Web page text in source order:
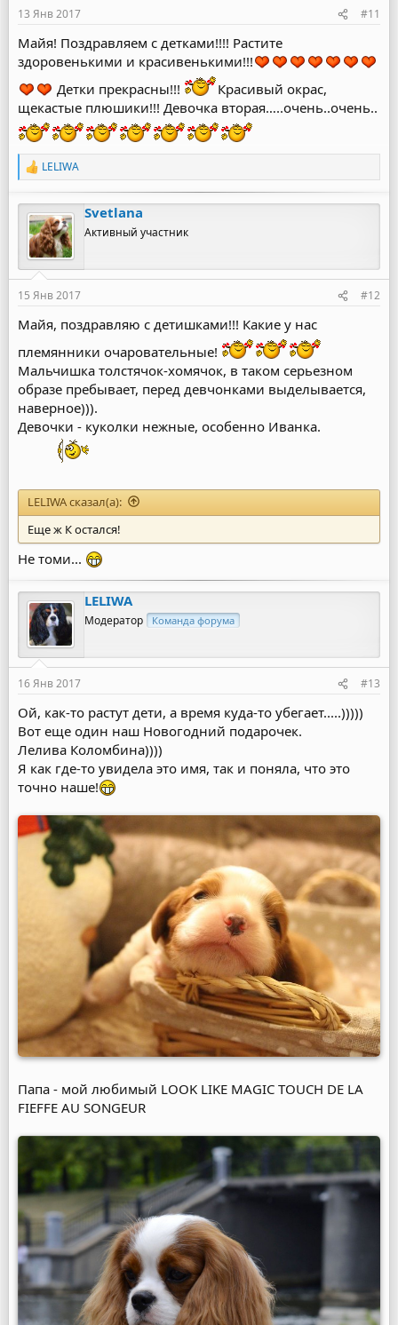
13 Янв 2017 #11
Майя! Поздравляем с детками!!!! Растите
здоровенькими и красивенькими!!!
Детки прекрасны!!!
Красивый окрас,
щекастые плюшики!!! Девочка вторая…..очень..очень..
Р
а
к
ц
и
и
:
LELIWA
Svetlana
Активный участник
15 Янв 2017 #12
Майя, поздравляю с детишками!!! Какие у нас
племянники очаровательные!
Мальчишка толстячок-хомячок, в таком серьезном
образе пребывает, перед девчонками выделывается,
наверное))).
Девочки - куколки нежные, особенно Иванка.
LELIWA сказал(а):
Еще ж К остался!
Не томи...
LELIWA
Модератор Команда форума
16 Янв 2017 #13
Ой, как-то растут дети, а время куда-то убегает.....)))))
Вот еще один наш Новогодний подарочек.
Лелива Коломбина))))
Я как где-то увидела это имя, так и поняла, что это
точно наше!
Папа - мой любимый LOOK LIKE MAGIC TOUCH DE LA
FIEFFE AU SONGEUR